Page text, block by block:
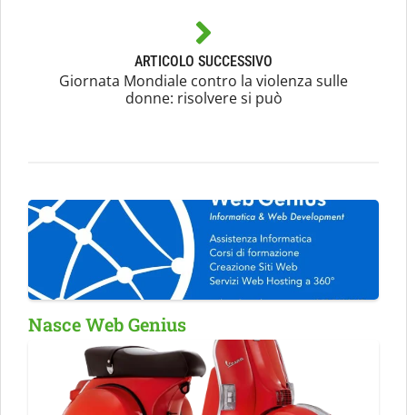
ARTICOLO SUCCESSIVO
Giornata Mondiale contro la violenza sulle
donne: risolvere si può
Nasce Web Genius